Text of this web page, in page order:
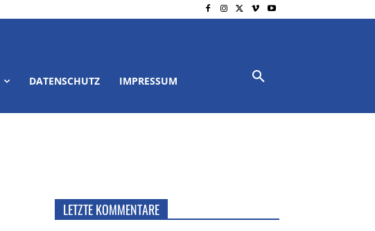
DATENSCHUTZ IMPRESSUM
LETZTE KOMMENTARE